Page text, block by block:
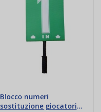
Blocco numeri
sostituzione giocatori